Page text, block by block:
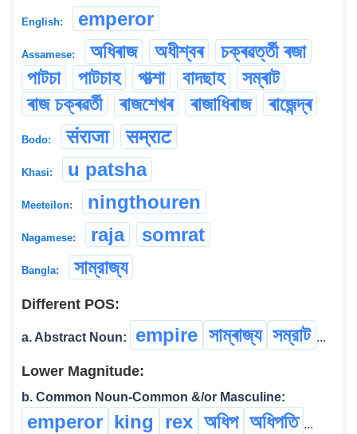
English: emperor
Assamese: অধিৰাজ অধীশ্বৰ
চক্ৰৱৰ্ত্তী ৰজা
পাটচা
পাটচাহ পাত্শা বাদছাহ
সম্ৰাট
ৰাজ চক্ৰৱৰ্তী
ৰাজশেখৰ ৰাজাধিৰাজ ৰাজেন্দ্ৰ
Bodo: संराजा सम्राट
Khasi: u patsha
Meeteilon: ningthouren
Nagamese: raja somrat
Bangla: সাম্রাজ্য
Different POS:
a. Abstract Noun: empire সাম্ৰাজ্য সম্রাট ...
Lower Magnitude:
b. Common Noun-Common &/or Masculine:
emperor king rex অধিপ অধিপতি ...